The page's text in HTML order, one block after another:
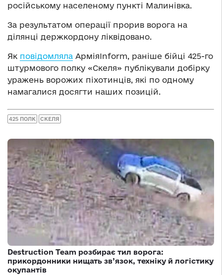
російському населеному пункті Малинівка.
За результатом операції прорив ворога на
ділянці держкордону ліквідовано.
Як повідомляла АрміяInform, раніше бійці 425-го
штурмового полку «Скеля» публікували добірку
уражень ворожих піхотинців, які по одному
намагалися досягти наших позицій.
425 ПОЛК СКЕЛЯ
Destruction Team розбирає тил ворога:
прикордонники нищать зв’язок, техніку й логістику
окупантів